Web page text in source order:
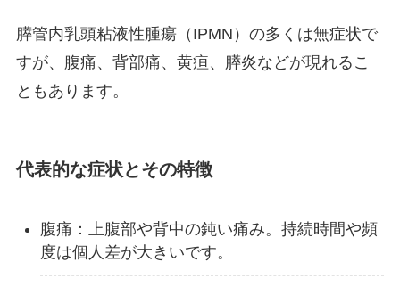
膵管内乳頭粘液性腫瘍（IPMN）の多くは無症状で
すが、腹痛、背部痛、黄疸、膵炎などが現れるこ
ともあります。
代表的な症状とその特徴
腹痛：上腹部や背中の鈍い痛み。持続時間や頻
度は個人差が大きいです。